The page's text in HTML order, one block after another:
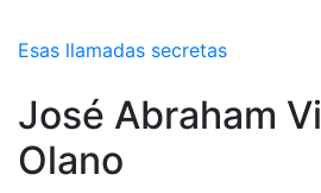
Esas llamadas secretas
José Abraham
Olano